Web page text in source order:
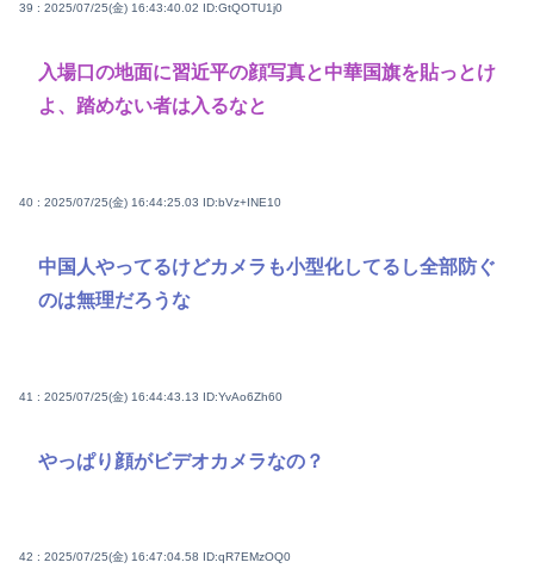
39 : 2025/07/25(金) 16:43:40.02 ID:GtQOTU1j0
入場口の地面に習近平の顔写真と中華国旗を貼っとけ
よ、踏めない者は入るなと
40 : 2025/07/25(金) 16:44:25.03 ID:bVz+INE10
中国人やってるけどカメラも小型化してるし全部防ぐ
のは無理だろうな
41 : 2025/07/25(金) 16:44:43.13 ID:YvAo6Zh60
やっぱり顔がビデオカメラなの？
42 : 2025/07/25(金) 16:47:04.58 ID:qR7EMzOQ0